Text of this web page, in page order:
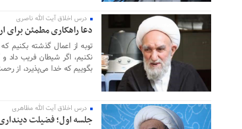
۳۰ اردیبهشت ۱۴۰۳
درس اخلاق آیت الله ناصری
دعا راهکاری مطمئن برای
توبه از اعمال گذشته بکنیم
نکنیم، اگر شیطان فریب داد و
بگوییم که خدا می‌پذیرد، از
۱۳ اردیبهشت ۱۴۰۳
درس اخلاق آیت الله مظاهری
جلسه اول؛ فضیلت